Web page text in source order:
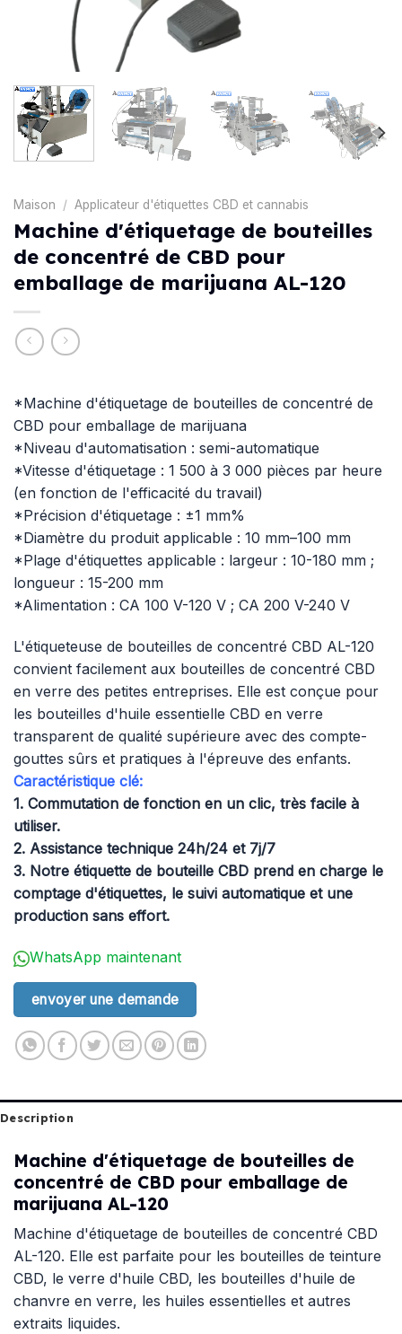
Maison / Applicateur d'étiquettes CBD et cannabis
Machine d'étiquetage de bouteilles
de concentré de CBD pour
emballage de marijuana AL-120
*Machine d'étiquetage de bouteilles de concentré de
CBD pour emballage de marijuana
*Niveau d'automatisation : semi-automatique
*Vitesse d'étiquetage : 1 500 à 3 000 pièces par heure
(en fonction de l'efficacité du travail)
*Précision d'étiquetage : ±1 mm%
*Diamètre du produit applicable : 10 mm–100 mm
*Plage d'étiquettes applicable : largeur : 10-180 mm ;
longueur : 15-200 mm
*Alimentation : CA 100 V-120 V ; CA 200 V-240 V
L'étiqueteuse de bouteilles de concentré CBD AL-120
convient facilement aux bouteilles de concentré CBD
en verre des petites entreprises. Elle est conçue pour
les bouteilles d'huile essentielle CBD en verre
transparent de qualité supérieure avec des compte-
gouttes sûrs et pratiques à l'épreuve des enfants.
Caractéristique clé:
1. Commutation de fonction en un clic, très facile à
utiliser.
2. Assistance technique 24h/24 et 7j/7
3. Notre étiquette de bouteille CBD prend en charge le
comptage d'étiquettes, le suivi automatique et une
production sans effort.
WhatsApp maintenant
envoyer une demande
Description
Machine d'étiquetage de bouteilles de
concentré de CBD pour emballage de
marijuana AL-120
Machine d'étiquetage de bouteilles de concentré CBD
AL-120. Elle est parfaite pour les bouteilles de teinture
CBD, le verre d'huile CBD, les bouteilles d'huile de
chanvre en verre, les huiles essentielles et autres
extraits liquides.